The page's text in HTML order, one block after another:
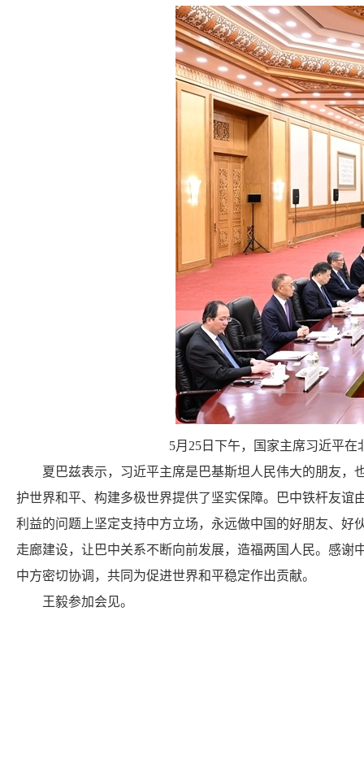
5月25日下午，国家主席习近平
夏巴兹表示，习近平主席是巴基斯坦人民伟大的朋友，
护世界和平、构建多极世界提供了坚实保障。巴中铁杆友
利益的问题上坚定支持中方立场，永远做中国的好朋友、好
走廊建设，让巴中关系不断向前发展，造福两国人民。感
中方密切协调，共同为促进世界和平稳定作出贡献。
王毅参加会见。